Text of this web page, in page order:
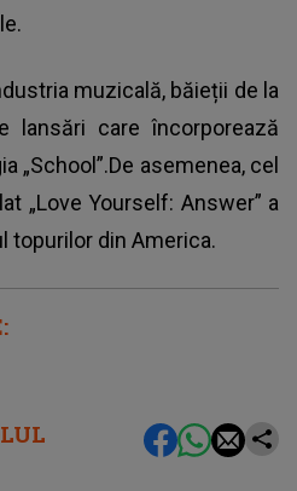
muzicală, băieții de la
lansări care încorporează
„School”.De asemenea, cel
„Love Yourself: Answer” a
topurilor din America.